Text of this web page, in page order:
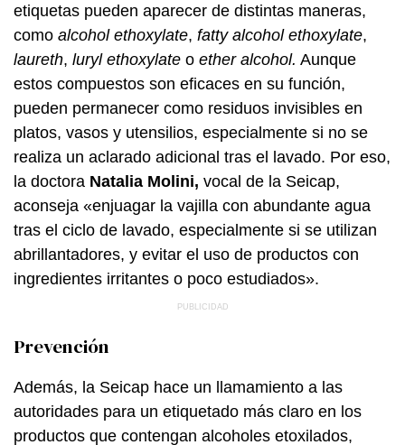
etiquetas pueden aparecer de distintas maneras,
como alcohol ethoxylate, fatty alcohol ethoxylate,
laureth, luryl ethoxylate o ether alcohol. Aunque
estos compuestos son eficaces en su función,
pueden permanecer como residuos invisibles en
platos, vasos y utensilios, especialmente si no se
realiza un aclarado adicional tras el lavado. Por eso,
la doctora Natalia Molini, vocal de la Seicap,
aconseja «enjuagar la vajilla con abundante agua
tras el ciclo de lavado, especialmente si se utilizan
abrillantadores, y evitar el uso de productos con
ingredientes irritantes o poco estudiados».
Prevención
Además, la Seicap hace un llamamiento a las
autoridades para un etiquetado más claro en los
productos que contengan alcoholes etoxilados,